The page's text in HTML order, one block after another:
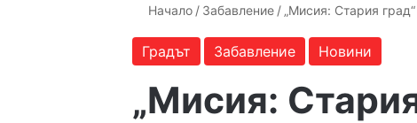
Начало / Забавление / „Мисия: Стария
Градът Забавление Новини
„Мисия: